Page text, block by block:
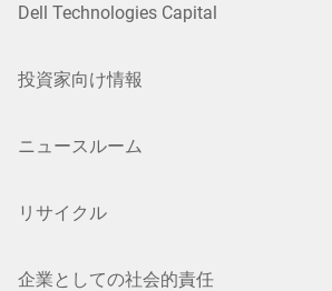
Dell Technologies Capital
投資家向け情報
ニュースルーム
リサイクル
企業としての社会的責任